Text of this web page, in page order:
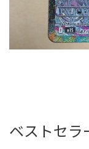
ベストセラ